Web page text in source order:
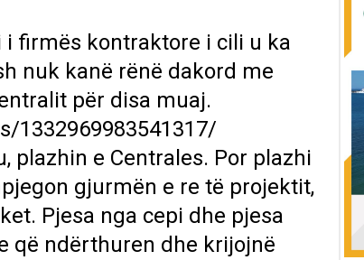
firmës kontraktore i cili u ka
nuk kanë rënë dakord me
për disa muaj.
1332969983541317/
plazhin e Centrales. Por plazhi
gjurmën e re të projektit,
Pjesa nga cepi dhe pjesa
që ndërthuren dhe krijojnë